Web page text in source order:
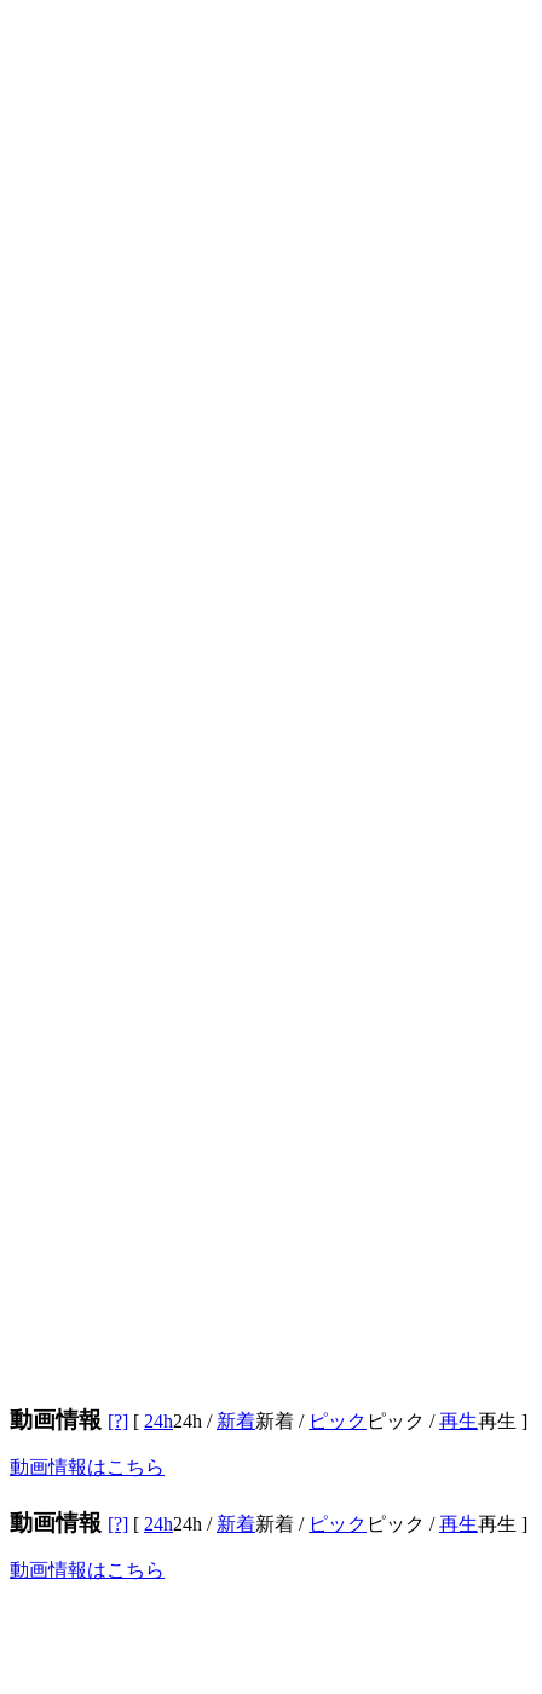
動画情報 [?] [ 24h24h / 新着新着 / ピック ピック /再生再生 ]
動画情報はこちら
動画情報 [?] [ 24h24h / 新着新着 / ピック ピック /再生再生 ]
動画情報はこちら